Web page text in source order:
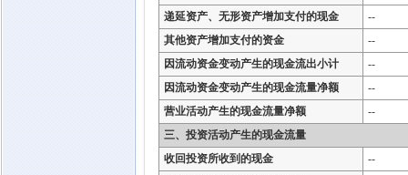
递延资产、无形资产增加支付的现金
--
其他资产增加支付的资金
--
因流动资金变动产生的现金流出小计
--
因流动资金变动产生的现金流量净额
--
营业活动产生的现金流量净额
--
三、投资活动产生的现金流量
收回投资所收到的现金
--